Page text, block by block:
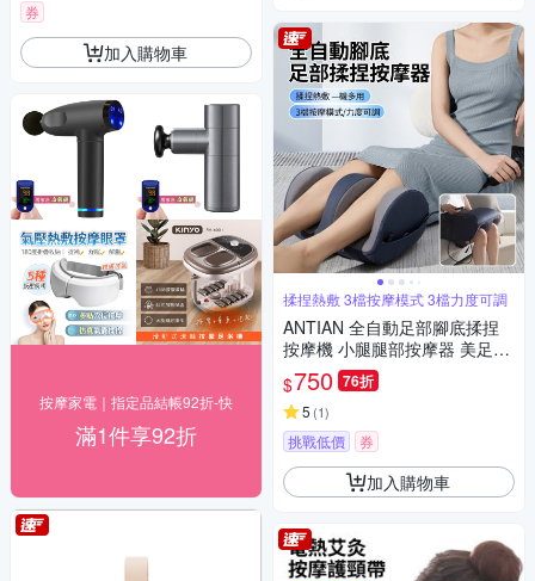
券
加入購物車
按摩家電｜指定品結帳92折-快
滿1件享92折
揉捏熱敷 3檔按摩模式 3檔力度可調
ANTIAN 全自動足部腳底揉捏
按摩機 小腿腿部按摩器 美足美
腿足療機 腳底放鬆神器
$750 76折
5 (1)
挑戰低價 券
加入購物車